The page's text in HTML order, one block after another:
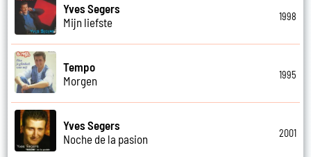
Yves Segers
Mijn liefste
1998
Tempo
Morgen
1995
Yves Segers
Noche de la pasion
2001